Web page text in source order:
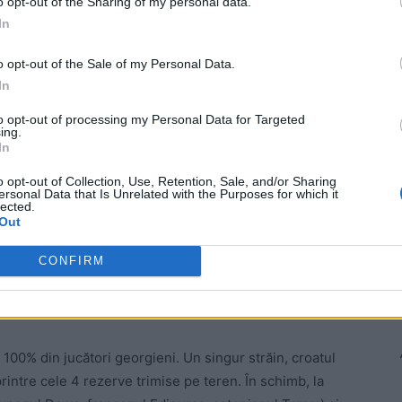
opt-out of the Sale of my Personal Data.
opt-out of processing my Personal Data for Targeted
opt-out of Collection, Use, Retention, Sale, and/or Sharing
Data that Is Unrelated with the Purposes for which it
CONFIRM
marcat de mijlocașul Levan Nonikașvili, în minutul
Târnovanu, prin câteva parade extraordinare, și-a
din jucători georgieni. Un singur străin, croatul
cele 4 rezerve trimise pe teren. În schimb, la